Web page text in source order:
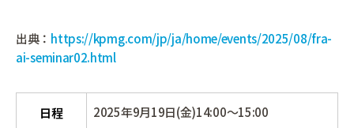
出典： https://kpmg.com/jp/ja/home/events/2025/08/fra-
ai-seminar02.html
日程 2025年9月19日(金)14:00～15:00